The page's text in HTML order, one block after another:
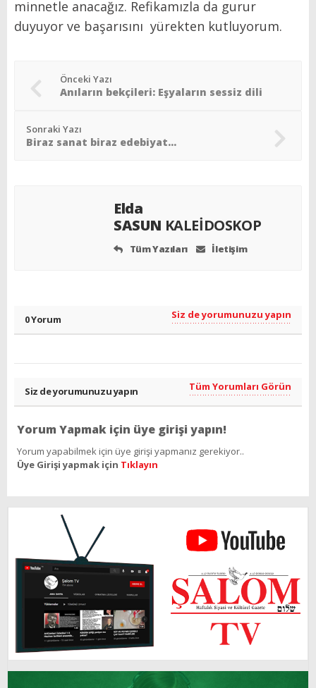
minnetle anacağız. Refikamızla da gurur
duyuyor ve başarısını yürekten kutluyorum.
Önceki Yazı
Anıların bekçileri: Eşyaların sessiz dili
Sonraki Yazı
Biraz sanat biraz edebiyat…
Elda
SASUN KALEİDOSKOP
Tüm Yazıları İletişim
0 Yorum Siz de yorumunuzu yapın
Siz de yorumunuzu yapın Tüm Yorumları Görün
Yorum Yapmak için üye girişi yapın!
Yorum yapabilmek için üye girişi yapmanız gerekiyor..
Üye Girişi yapmak için Tıklayın